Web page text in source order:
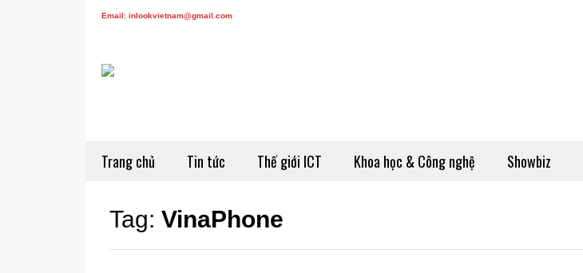
Email: inlookvietnam@gmail.com
Trang chủ Tin tức Thế giới ICT Khoa học & Công nghệ Showbiz
Tag: VinaPhone